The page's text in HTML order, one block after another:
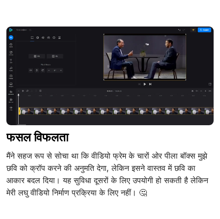
फसल विफलता
मैंने सहज रूप से सोचा था कि वीडियो फ्रेम के चारों ओर पीला बॉक्स मुझे
छवि को क्रॉप करने की अनुमति देगा, लेकिन इसने वास्तव में छवि का
आकार बदल दिया। यह सुविधा दूसरों के लिए उपयोगी हो सकती है लेकिन
मेरी लघु वीडियो निर्माण प्रक्रिया के लिए नहीं। 🤔